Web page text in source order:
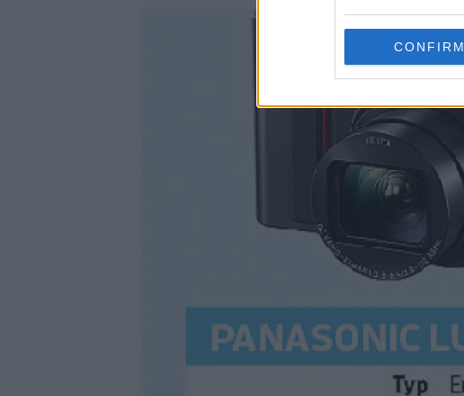
CONFIRM